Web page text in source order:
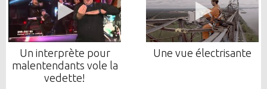
Un interprète pour
malentendants vole la
vedette!
Une vue électrisante